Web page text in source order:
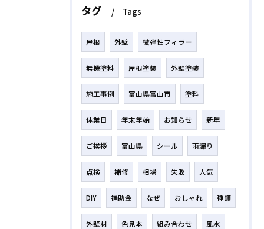
タグ Tags
屋根 外壁 微弾性フィラー
無機塗料 屋根塗装 外壁塗装
施工事例 富山県富山市 塗料
休業日 年末年始 お知らせ 新年
ご挨拶 富山県 シール 雨漏り
点検 補修 相場 失敗 人気
DIY 補助金 なぜ おしゃれ 種類
外壁材 色見本 組み合わせ 風水